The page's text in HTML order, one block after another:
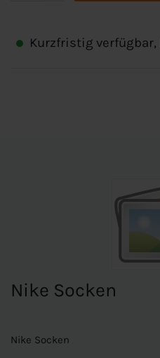
Kurzfristig
Nike Socken
Nike Socken